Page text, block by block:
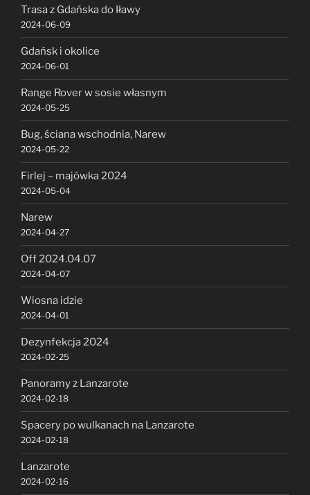
Trasa z Gdańska do Iławy
2024-06-09
Gdańsk i okolice
2024-06-01
Range Rover w sosie własnym
2024-05-25
Bug, ściana wschodnia, Narew
2024-05-22
Firlej – majówka 2024
2024-05-04
Narew
2024-04-27
Off 2024.04.07
2024-04-07
Wiosna idzie
2024-04-01
Dezynfekcja 2024
2024-02-25
Panoramy z Lanzarote
2024-02-18
Spacery po wulkanach na Lanzarote
2024-02-18
Lanzarote
2024-02-16